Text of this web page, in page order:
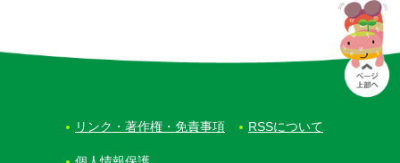
リンク・著作権・免責事項 RSSについて